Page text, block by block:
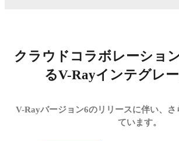
クラウドコラボレーショ
るV-Rayインテグレ
V-Rayバージョン6のリリースに伴い、
ています。